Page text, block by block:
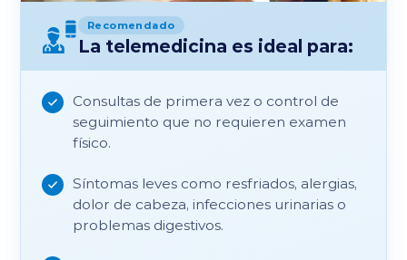
Recomendado
La telemedicina es ideal para:
Consultas de primera vez o control de
seguimiento que no requieren examen
físico.
Síntomas leves como resfriados, alergias,
dolor de cabeza, infecciones urinarias o
problemas digestivos.